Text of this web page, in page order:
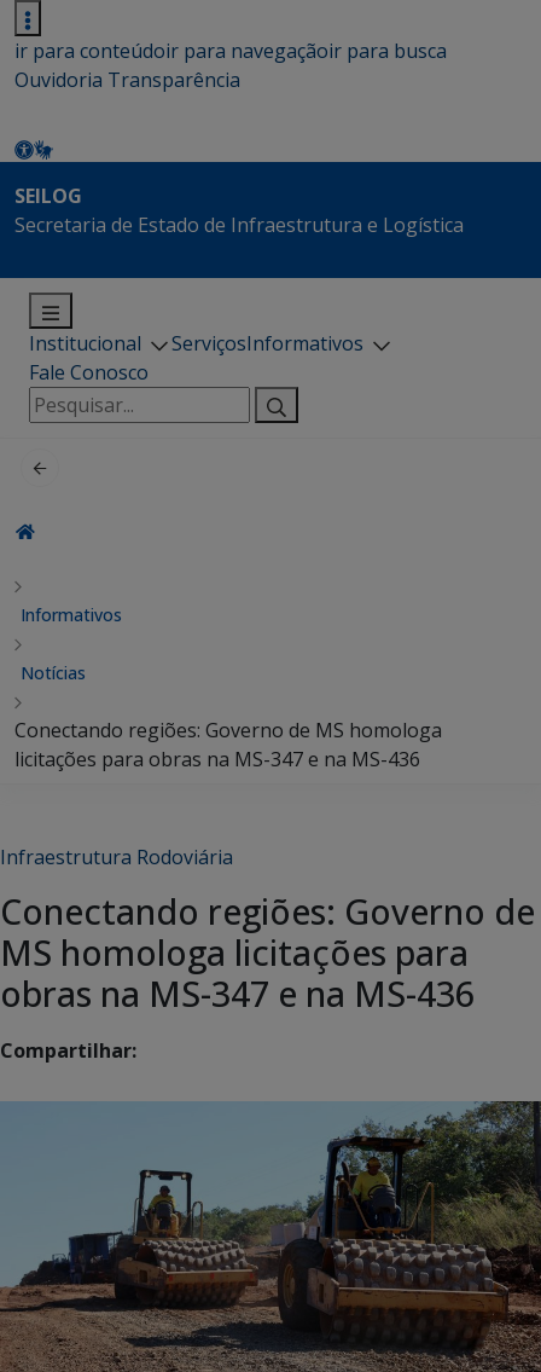
ir para conteúdoir para navegaçãoir para busca
Ouvidoria Transparência
SEILOG
Secretaria de Estado de Infraestrutura e Logística
Institucional ServiçosInformativos
Fale Conosco
Pesquisar
por:
Informativos
Notícias
Conectando regiões: Governo de MS homologa
licitações para obras na MS-347 e na MS-436
Infraestrutura Rodoviária
Conectando regiões: Governo de
MS homologa licitações para
obras na MS-347 e na MS-436
Compartilhar: